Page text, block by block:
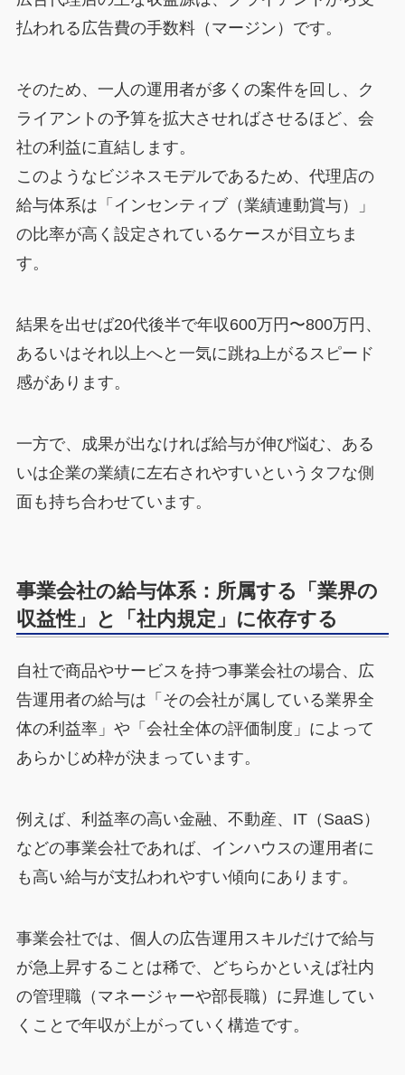
払われる広告費の手数料（マージン）です。
そのため、一人の運用者が多くの案件を回し、ク
ライアントの予算を拡大させればさせるほど、会
社の利益に直結します。
このようなビジネスモデルであるため、代理店の
給与体系は「インセンティブ（業績連動賞与）」
の比率が高く設定されているケースが目立ちま
す。
結果を出せば20代後半で年収600万円〜800万円、
あるいはそれ以上へと一気に跳ね上がるスピード
感があります。
一方で、成果が出なければ給与が伸び悩む、ある
いは企業の業績に左右されやすいというタフな側
面も持ち合わせています。
事業会社の給与体系：所属する「業界の
収益性」と「社内規定」に依存する
自社で商品やサービスを持つ事業会社の場合、広
告運用者の給与は「その会社が属している業界全
体の利益率」や「会社全体の評価制度」によって
あらかじめ枠が決まっています。
例えば、利益率の高い金融、不動産、IT（SaaS）
などの事業会社であれば、インハウスの運用者に
も高い給与が支払われやすい傾向にあります。
事業会社では、個人の広告運用スキルだけで給与
が急上昇することは稀で、どちらかといえば社内
の管理職（マネージャーや部長職）に昇進してい
くことで年収が上がっていく構造です。